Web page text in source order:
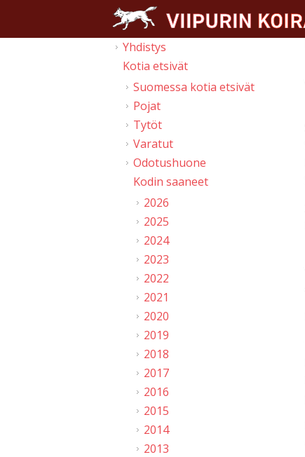
Yhdistys
Kotia etsivät
Suomessa kotia etsivät
Pojat
Tytöt
Varatut
Odotushuone
Kodin saaneet
2026
2025
2024
2023
2022
2021
2020
2019
2018
2017
2016
2015
2014
2013